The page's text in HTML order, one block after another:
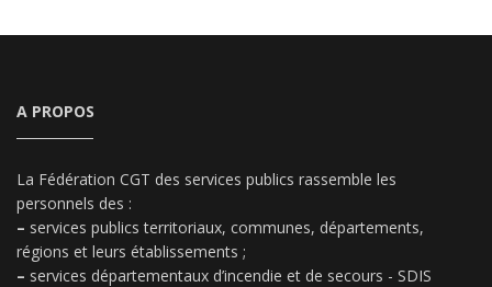
A PROPOS
La Fédération CGT des services publics rassemble les
personnels des :
– services publics territoriaux, communes, départements,
régions et leurs établissements ;
– services départementaux d’incendie et de secours - SDIS